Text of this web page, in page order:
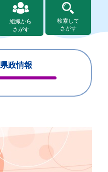
組織から
さがす
検索して
さがす
県政情報